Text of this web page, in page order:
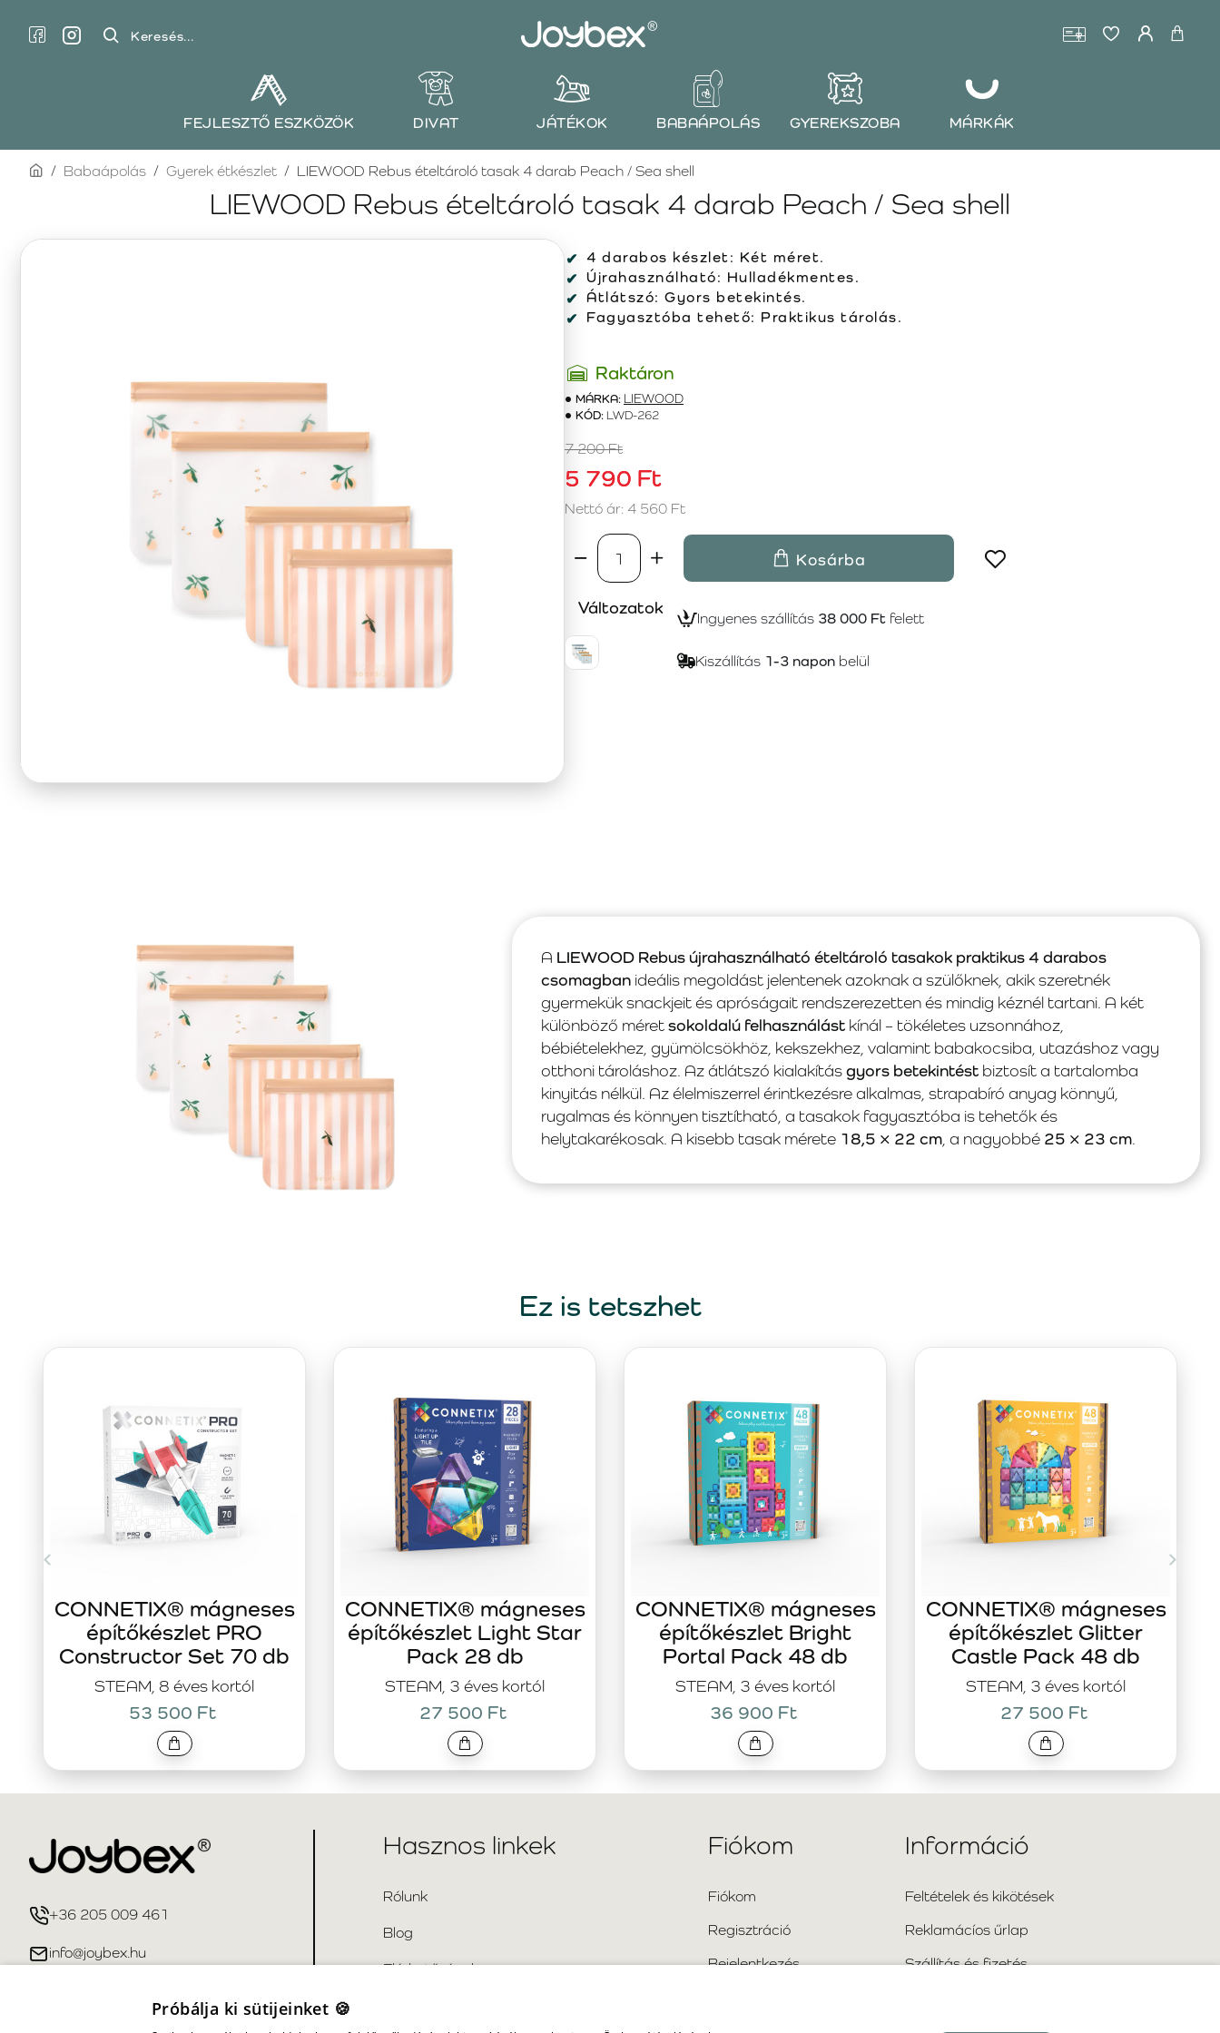
Keresés...
FEJLESZTŐ ESZKÖZÖK DIVAT JÁTÉKOK BABAÁPOLÁS GYEREKSZOBA MÁRKÁK
LIEWOOD Rebus ételtároló tasak 4 darab Peach / Sea shell
homeBabaápolás Gyerek étkészlet LIEWOOD Rebus ételtároló tasak 4 darab Peach / Sea shell
4 darabos készlet: Két méret.
Újrahasználható: Hulladékmentes.
Átlátszó: Gyors betekintés.
Fagyasztóba tehető: Praktikus tárolás.
Raktáron
MÁRKA: LIEWOOD
KÓD: LWD-262
5 790 Ft
7 200 Ft
Nettó ár: 4 560 Ft
Kosárba
Változatok
Ingyenes szállítás 38 000 Ft felett
Kiszállítás 1-3 napon belül
A LIEWOOD Rebus újrahasználható ételtároló tasakok praktikus 4 darabos
csomagbanideális megoldást jelentenek azoknak a szülőknek, akik szeretnék
gyermekük snackjeit és apróságait rendszerezetten és mindig kéznél tartani. A két
különböző méretsokoldalú felhasználástkínál – tökéletes uzsonnához,
bébiételekhez, gyümölcsökhöz, kekszekhez, valamint babakocsiba, utazáshoz vagy
otthoni tároláshoz. Az átlátszó kialakításgyors betekintéstbiztosít a tartalomba
kinyitás nélkül. Az élelmiszerrel érintkezésre alkalmas, strapabíró anyag könnyű,
rugalmas és könnyen tisztítható, a tasakok fagyasztóba is tehetők és
helytakarékosak. A kisebb tasak mérete 18,5 × 22 cm, a nagyobbé 25 × 23 cm.
Ez is tetszhet
STEAM, 8 éves kortól
CONNETIX® mágneses
építőkészlet PRO
Constructor Set 70 db
53 500 Ft
STEAM, 3 éves kortól
CONNETIX® mágneses
építőkészlet Light Star
Pack 28 db
27 500 Ft
STEAM, 3 éves kortól
CONNETIX® mágneses
építőkészlet Bright
Portal Pack 48 db
36 900 Ft
STEAM, 3 éves kortól
CONNETIX® mágneses
építőkészlet Glitter
Castle Pack 48 db
27 500 Ft
+36 205 009 461
info@joybex.hu
Hasznos linkek
Rólunk
Blog
Elérhetőségek
Fiókom
Fiókom
Regisztráció
Bejelentkezés
Információ
Feltételek és kikötések
Reklamácíos űrlap
Szállítás és fizetés
Próbálja ki sütijeinket 🍪